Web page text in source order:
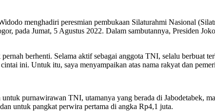
menghadiri peresmian pembukaan Silaturahmi Nasional
pada Jumat, 5 Agustus 2022. Dalam sambutannya, Presiden
berhenti. Selama aktif sebagai anggota TNI, selalu berbuat
ini. Untuk itu, saya menyampaikan atas nama rakyat dan
purnawirawan TNI, utamanya yang berada di Jabodetabek,
untuk pangkat perwira pertama di angka Rp4,1 juta.